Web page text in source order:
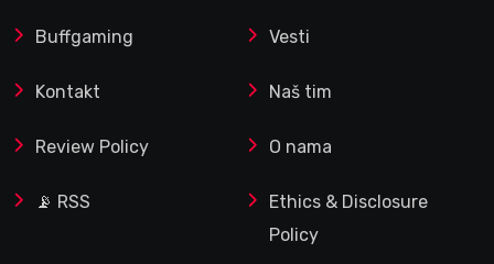
Buffgaming Vesti
Kontakt Naš tim
Review Policy O nama
📡 RSS
Ethics & Disclosure
Policy